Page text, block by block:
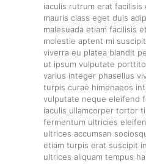
iaculis rutrum erat facilisis
mauris class eget duis
malesuada etiam facilisis
molestie aptent mi
viverra eu platea blandit
ut ipsum vulputate
varius integer phasellus
turpis curae himenaeos
vulputate neque eleifend
iaculis ullamcorper tortor
fermentum ultricies
ultrices accumsan
etiam turpis erat suscipit
ultrices aliquam tempus